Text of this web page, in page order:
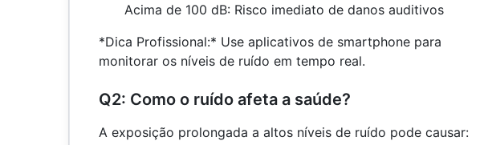
Acima de 100 dB: Risco imediato de danos auditivos
*Dica Profissional:* Use aplicativos de smartphone para
monitorar os níveis de ruído em tempo real.
Q2: Como o ruído afeta a saúde?
A exposição prolongada a altos níveis de ruído pode causar: